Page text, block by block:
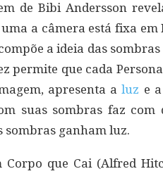
de Bibi Andersson
uma a câmera está fixa
a ideia das
permite que cada
apresenta aluz e
suas sombras faz com
sombras ganham luz.
Corpo que Cai (Alfred